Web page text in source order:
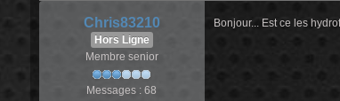
Chris83210
Hors Ligne
Membre senior
Messages : 68
Bonjour... Est ce les